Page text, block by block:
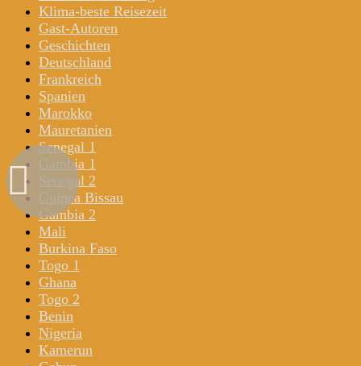
Klima-beste Reisezeit
Gast-Autoren
Geschichten
Deutschland
Frankreich
Spanien
Marokko
Mauretanien
Senegal 1
Gambia 1
Senegal 2
Guinea Bissau
Gambia 2
Mali
Burkina Faso
Togo 1
Ghana
Togo 2
Benin
Nigeria
Kamerun